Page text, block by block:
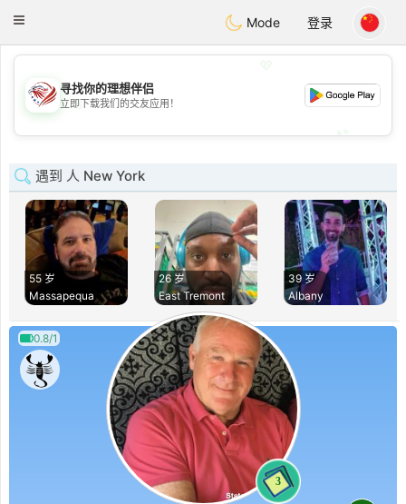
Dating
Toggle
Mode 登录
💖
💕
寻找你的理想伴侣
立即下载我们的交友应用！
遇到 人 New York
55 岁
Massapequa
26 岁
East Tremont
39 岁
Albany
0.8/1
3